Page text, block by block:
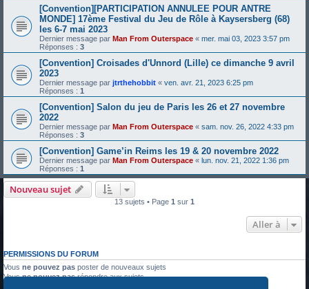
[Convention][PARTICIPATION ANNULEE POUR ANTRE
MONDE] 17ème Festival du Jeu de Rôle à Kaysersberg (68)
les 6-7 mai 2023
Dernier message par Man From Outerspace « mer. mai 03, 2023 3:57 pm
Réponses : 3
[Convention] Croisades d'Unnord (Lille) ce dimanche 9 avril
2023
Dernier message par jtrthehobbit « ven. avr. 21, 2023 6:25 pm
Réponses : 1
[Convention] Salon du jeu de Paris les 26 et 27 novembre
2022
Dernier message par Man From Outerspace « sam. nov. 26, 2022 4:33 pm
Réponses : 3
[Convention] Game’in Reims les 19 & 20 novembre 2022
Dernier message par Man From Outerspace « lun. nov. 21, 2022 1:36 pm
Réponses : 1
Nouveau sujet
13 sujets • Page 1 sur 1
Aller à
PERMISSIONS DU FORUM
Vous ne pouvez pas poster de nouveaux sujets
Vousne pouvez pasrépondre aux sujets